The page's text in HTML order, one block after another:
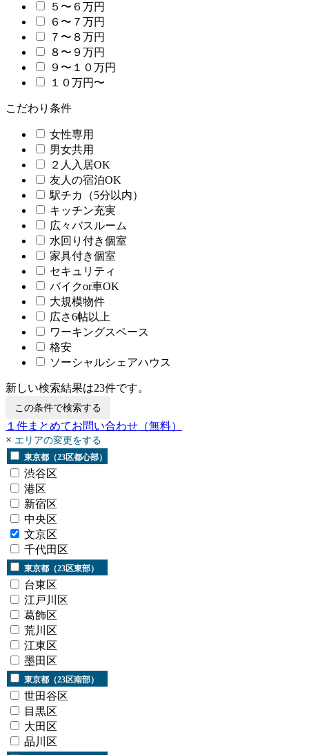
５〜６万円
６〜７万円
７〜８万円
８〜９万円
９〜１０万円
１０万円〜
こだわり条件
女性専用
男女共用
２人入居OK
友人の宿泊OK
駅チカ（5分以内）
キッチン充実
広々バスルーム
水回り付き個室
家具付き個室
セキュリティ
バイクor車OK
大規模物件
広さ6帖以上
ワーキングスペース
格安
ソーシャルシェアハウス
新しい検索結果は23件です。
この条件で検索する
１ 件まとめてお問い合わせ （無料）
× エリアの変更をする
東京都（23区都心部）
渋谷区
港区
新宿区
中央区
文京区
千代田区
東京都（23区東部）
台東区
江戸川区
葛飾区
荒川区
江東区
墨田区
東京都（23区南部）
世田谷区
目黒区
大田区
品川区